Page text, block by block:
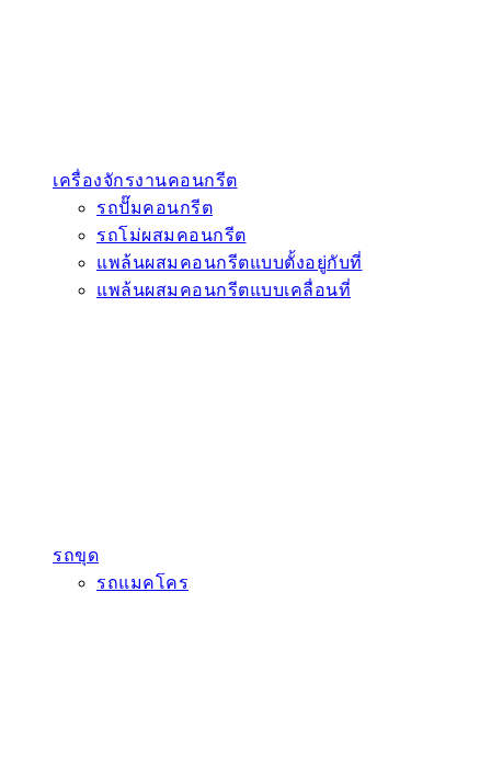
เครื่องจักรงานคอนกรีต
รถปั๊มคอนกรีต
รถโม่ผสมคอนกรีต
แพล้นผสมคอนกรีตแบบตั้งอยู่กับที่
แพล้นผสมคอนกรีตแบบเคลื่อนที่
รถขุด
รถแมคโคร